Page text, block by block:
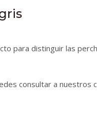
para distinguir las
consultar a